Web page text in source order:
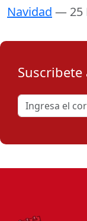
Navidad — 25